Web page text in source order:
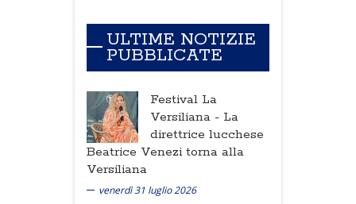
ULTIME NOTIZIE
PUBBLICATE
Festival La
Versiliana - La
direttrice lucchese
Beatrice Venezi torna alla
Versiliana
venerdì 31 luglio 2026